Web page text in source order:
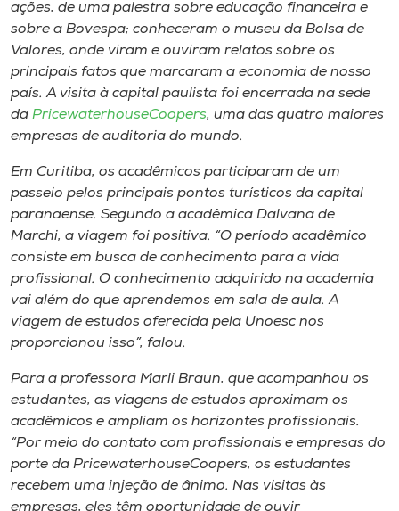
Selecione
A+
ações, de uma palestra sobre educação financeira e
sobre a Bovespa; conheceram o museu da Bolsa de
Valores, onde viram e ouviram relatos sobre os
principais fatos que marcaram a economia de nosso
país. A visita à capital paulista foi encerrada na sede
da PricewaterhouseCoopers, uma das quatro maiores
empresas de auditoria do mundo.
Em Curitiba, os acadêmicos participaram de um
passeio pelos principais pontos turísticos da capital
paranaense. Segundo a acadêmica Dalvana de
Marchi, a viagem foi positiva. “O período acadêmico
consiste em busca de conhecimento para a vida
profissional. O conhecimento adquirido na academia
vai além do que aprendemos em sala de aula. A
viagem de estudos oferecida pela Unoesc nos
proporcionou isso”, falou.
Para a professora Marli Braun, que acompanhou os
estudantes, as viagens de estudos aproximam os
acadêmicos e ampliam os horizontes profissionais.
“Por meio do contato com profissionais e empresas do
porte da PricewaterhouseCoopers, os estudantes
recebem uma injeção de ânimo. Nas visitas às
empresas, eles têm oportunidade de ouvir